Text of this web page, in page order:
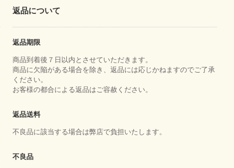
返品について
返品期限
商品到着後７日以内とさせていただきます。
商品に欠陥がある場合を除き、返品には応じかねますのでご了承
ください。
お客様の都合による返品はご容赦ください。
返品送料
不良品に該当する場合は弊店で負担いたします。
不良品